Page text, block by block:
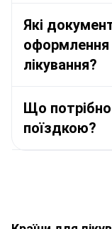
Які
оформлення
лікування?
Що
поїздкою?